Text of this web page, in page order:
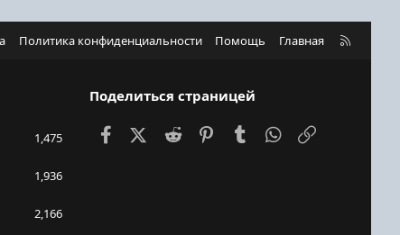
Политика конфиденциальности Помощь Главная
R
1,475
1,936
2,166
Поделиться страницей
FacebookX (Twitter)
Reddit PinterestTumblr WhatsApp